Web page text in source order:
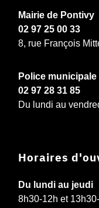
Mairie de Pontivy
02 97 25 00 33
8, rue François
Police municipale
02 97 28 31 85
Du lundi au
Horaires
Du lundi au jeudi
8h30-12h et